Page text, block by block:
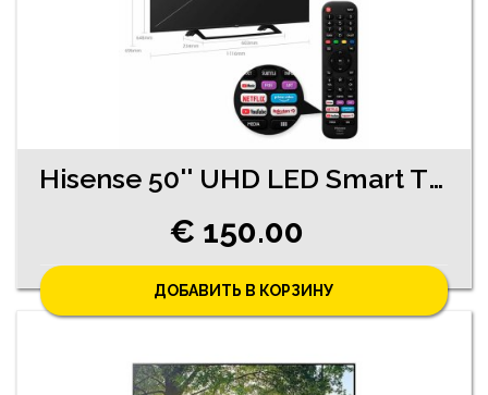
Hisense 50'' UHD LED Smart TV (1510-4563 )
€ 150.00
ДОБАВИТЬ В КОРЗИНУ